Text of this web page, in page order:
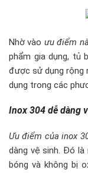
Nhờ vào ưu điểm
phẩm gia dụng, tủ
được sử dụng rộng
dụng trong các
Inox 304 dễ dàng
Ưu điểm của inox
dàng vệ sinh. Đó
bóng và không bị